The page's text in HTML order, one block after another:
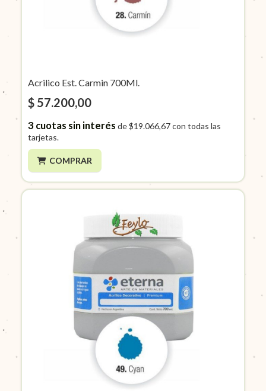
Acrilico Est. Carmin 700Ml.
$ 57.200,00
3cuotas sin interés de$19.066,67con todas las
tarjetas.
COMPRAR